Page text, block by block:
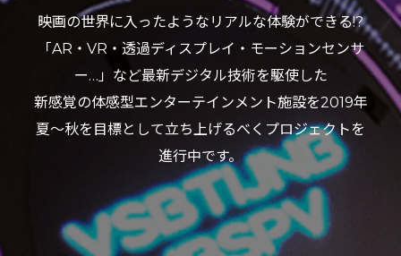
映画の世界に入ったようなリアルな体験ができる!?
「AR・VR・透過ディスプレイ・モーションセンサ
ー…」など最新デジタル技術を駆使した
新感覚の体感型エンターテインメント施設を2019年
夏～秋を目標として立ち上げるべくプロジェクトを
進行中です。